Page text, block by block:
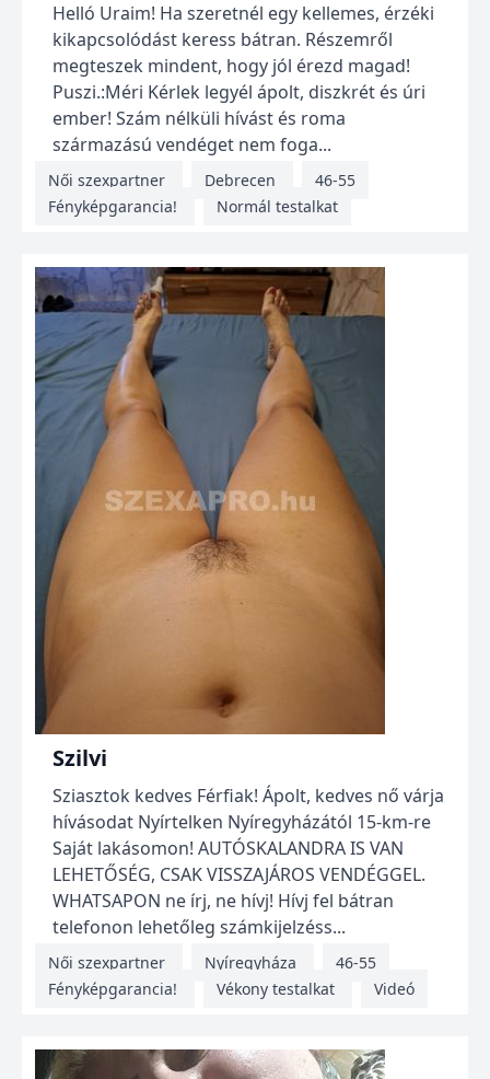
Helló Uraim! Ha szeretnél egy kellemes, érzéki
kikapcsolódást keress bátran. Részemről
megteszek mindent, hogy jól érezd magad!
Puszi.:Méri Kérlek legyél ápolt, diszkrét és úri
ember! Szám nélküli hívást és roma
származású vendéget nem foga...
Női szexpartner Debrecen
46-55
Fényképgarancia!
Normál testalkat
Szilvi
Sziasztok kedves Férfiak! Ápolt, kedves nő várja
hívásodat Nyírtelken Nyíregyházától 15-km-re
Saját lakásomon! AUTÓSKALANDRA IS VAN
LEHETŐSÉG, CSAK VISSZAJÁROS VENDÉGGEL.
WHATSAPON ne írj, ne hívj! Hívj fel bátran
telefonon lehetőleg számkijelzéss...
Női szexpartner Nyíregyháza
46-55
Fényképgarancia!
Vékony testalkat Videó